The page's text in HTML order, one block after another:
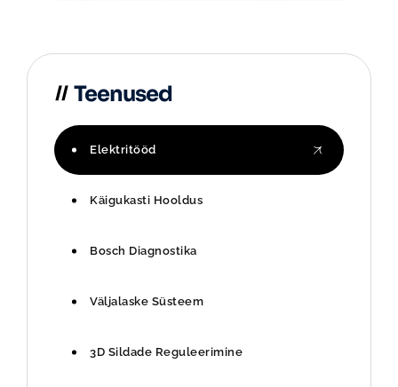
Teenused
Elektritööd
Käigukasti Hooldus
Bosch Diagnostika
Väljalaske Süsteem
3D Sildade Reguleerimine